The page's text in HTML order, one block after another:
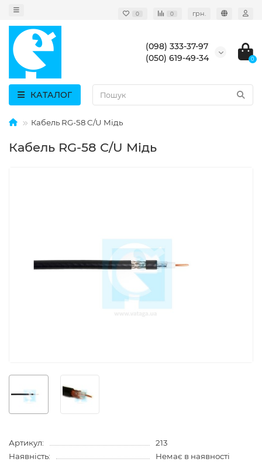
0 0 грн.
(098) 333-37-97
(050) 619-49-34
0
КАТАЛОГ
Кабель RG-58 C/U Мідь
Кабель RG-58 C/U Мідь
Артикул:
213
Наявність:
Немає в наявності